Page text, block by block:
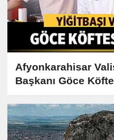
Afyonkarahisar
Başkanı Göce